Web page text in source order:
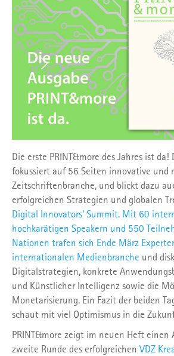
Die erste PRINT&more des Jahres ist da!
fokussiert auf 56 Seiten innovative und
Zeitschriftenbranche, und blickt dazu
erfolgreichen Strategien und globalen
Digital Innovators‘ Summit. Mit 60
hochkarätigen Speakern und 550
Nationen trafen sich Ende März
internationalen Medienbranche und
Digitalstrategien, konkrete
und Künstlicher Intelligenz sowie die
Monetarisierung. Ein Fazit der beiden
schaut mit viel Optimismus in die
PRINT&more zeigt im neuen Heft einen
zweite Runde des erfolgreichenVDZ